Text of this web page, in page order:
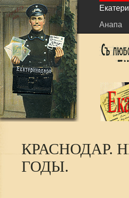
Анапа
КРАСНОДАР.
ГОДЫ.